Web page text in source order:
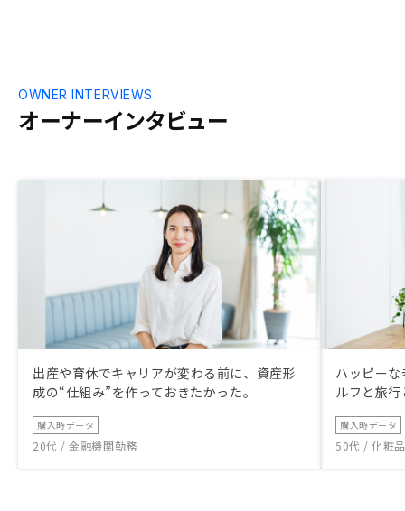
オーナーインタビュー
OWNER INTERVIEWS
出産や育休でキャリアが変わる前に、資産形
成の“仕組み”を作っておきたかった。
購入時データ
20代 / 金融機関勤務
ハッピー
ルフと旅
購入時データ
50代 / 化粧